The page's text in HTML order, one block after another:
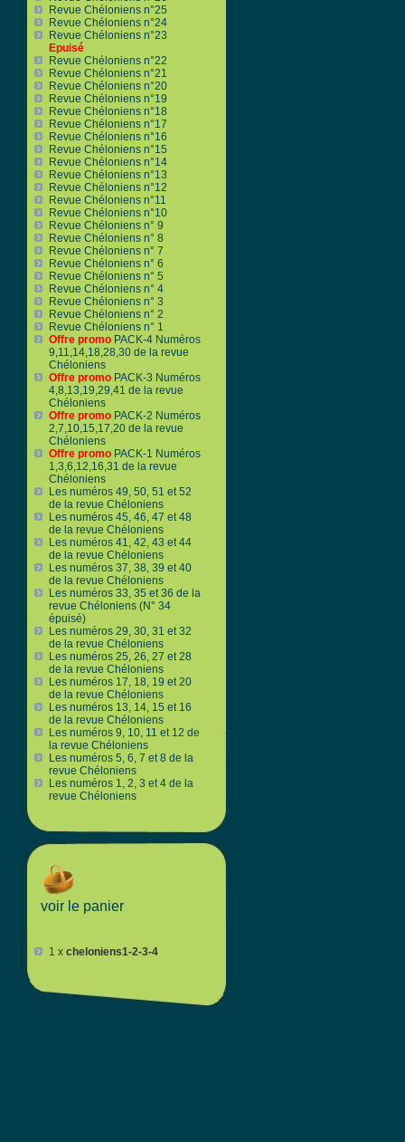
Revue Chéloniens n°25
Revue Chéloniens n°24
Revue Chéloniens n°23
Epuisé
Revue Chéloniens n°22
Revue Chéloniens n°21
Revue Chéloniens n°20
Revue Chéloniens n°19
Revue Chéloniens n°18
Revue Chéloniens n°17
Revue Chéloniens n°16
Revue Chéloniens n°15
Revue Chéloniens n°14
Revue Chéloniens n°13
Revue Chéloniens n°12
Revue Chéloniens n°11
Revue Chéloniens n°10
Revue Chéloniens n° 9
Revue Chéloniens n° 8
Revue Chéloniens n° 7
Revue Chéloniens n° 6
Revue Chéloniens n° 5
Revue Chéloniens n° 4
Revue Chéloniens n° 3
Revue Chéloniens n° 2
Revue Chéloniens n° 1
Offre promo PACK-4 Numéros
9,11,14,18,28,30 de la revue
Chéloniens
Offre promo PACK-3 Numéros
4,8,13,19,29,41 de la revue
Chéloniens
Offre promo PACK-2 Numéros
2,7,10,15,17,20 de la revue
Chéloniens
Offre promo PACK-1 Numéros
1,3,6,12,16,31 de la revue
Chéloniens
Les numéros 49, 50, 51 et 52
de la revue Chéloniens
Les numéros 45, 46, 47 et 48
de la revue Chéloniens
Les numéros 41, 42, 43 et 44
de la revue Chéloniens
Les numéros 37, 38, 39 et 40
de la revue Chéloniens
Les numéros 33, 35 et 36 de la
revue Chéloniens (N° 34
épuisé)
Les numéros 29, 30, 31 et 32
de la revue Chéloniens
Les numéros 25, 26, 27 et 28
de la revue Chéloniens
Les numéros 17, 18, 19 et 20
de la revue Chéloniens
Les numéros 13, 14, 15 et 16
de la revue Chéloniens
Les numéros 9, 10, 11 et 12 de
la revue Chéloniens
Les numéros 5, 6, 7 et 8 de la
revue Chéloniens
Les numéros 1, 2, 3 et 4 de la
revue Chéloniens
voir le panier
1 x cheloniens1-2-3-4